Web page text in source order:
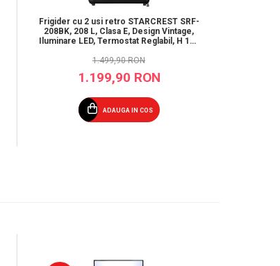
Frigider cu 2 usi retro STARCREST SRF-
208BK, 208 L, Clasa E, Design Vintage,
Iluminare LED, Termostat Reglabil, H 147
1.499,90 RON
1.199,90 RON
ADAUGA IN COS